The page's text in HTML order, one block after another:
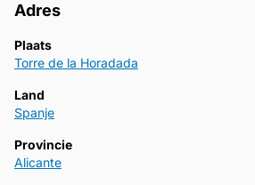
Adres
Plaats
Torre de la Horadada
Land
Spanje
Provincie
Alicante